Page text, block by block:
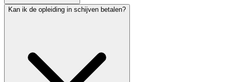
Kan ik de opleiding in schijven betalen?